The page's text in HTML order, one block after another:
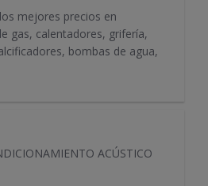
mejores precios en
gas, calentadores, grifería,
bombas de agua,
ACÚSTICO